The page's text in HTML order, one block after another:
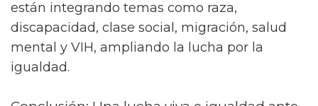
están integrando temas como raza,
discapacidad, clase social, migración, salud
mental y VIH, ampliando la lucha por la
igualdad.